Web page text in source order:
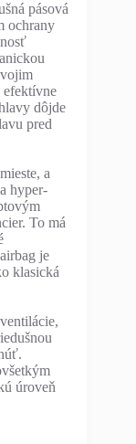
pásová
ochrany
efektívne
dôjde
pred
a
hyper-
To má
je
klasická
úroveň